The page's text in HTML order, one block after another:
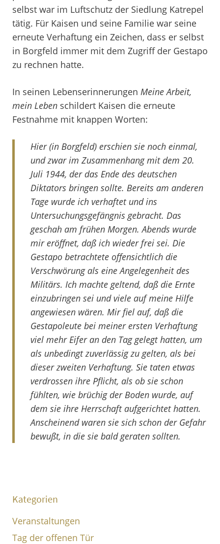
selbst war im Luftschutz der Siedlung Katrepel
tätig. Für Kaisen und seine Familie war seine
erneute Verhaftung ein Zeichen, dass er selbst
in Borgfeld immer mit dem Zugriff der Gestapo
zu rechnen hatte.
In seinen Lebenserinnerungen Meine Arbeit,
mein Leben schildert Kaisen die erneute
Festnahme mit knappen Worten:
Hier (in Borgfeld) erschien sie noch einmal,
und zwar im Zusammenhang mit dem 20.
Juli 1944, der das Ende des deutschen
Diktators bringen sollte. Bereits am anderen
Tage wurde ich verhaftet und ins
Untersuchungsgefängnis gebracht. Das
geschah am frühen Morgen. Abends wurde
mir eröffnet, daß ich wieder frei sei. Die
Gestapo betrachtete offensichtlich die
Verschwörung als eine Angelegenheit des
Militärs. Ich machte geltend, daß die Ernte
einzubringen sei und viele auf meine Hilfe
angewiesen wären. Mir fiel auf, daß die
Gestapoleute bei meiner ersten Verhaftung
viel mehr Eifer an den Tag gelegt hatten, um
als unbedingt zuverlässig zu gelten, als bei
dieser zweiten Verhaftung. Sie taten etwas
verdrossen ihre Pflicht, als ob sie schon
fühlten, wie brüchig der Boden wurde, auf
dem sie ihre Herrschaft aufgerichtet hatten.
Anscheinend waren sie sich schon der Gefahr
bewußt, in die sie bald geraten sollten.
Kategorien
Veranstaltungen
Tag der offenen Tür